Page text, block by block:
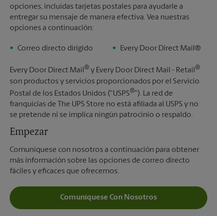
opciones, incluidas tarjetas postales para ayudarle a
entregar su mensaje de manera efectiva. Vea nuestras
opciones a continuación:
Correo directo dirigido Every Door Direct Mail®
Every Door Direct Mail® y Every Door Direct Mail - Retail®
son productos y servicios proporcionados por el Servicio
Postal de los Estados Unidos ("USPS®"). La red de
franquicias de The UPS Store no está afiliada al USPS y no
se pretende ni se implica ningún patrocinio o respaldo.
Empezar
Comuníquese con nosotros a continuación para obtener
más información sobre las opciones de correo directo
fáciles y eficaces que ofrecemos.
Comuníquese Con Nosotros